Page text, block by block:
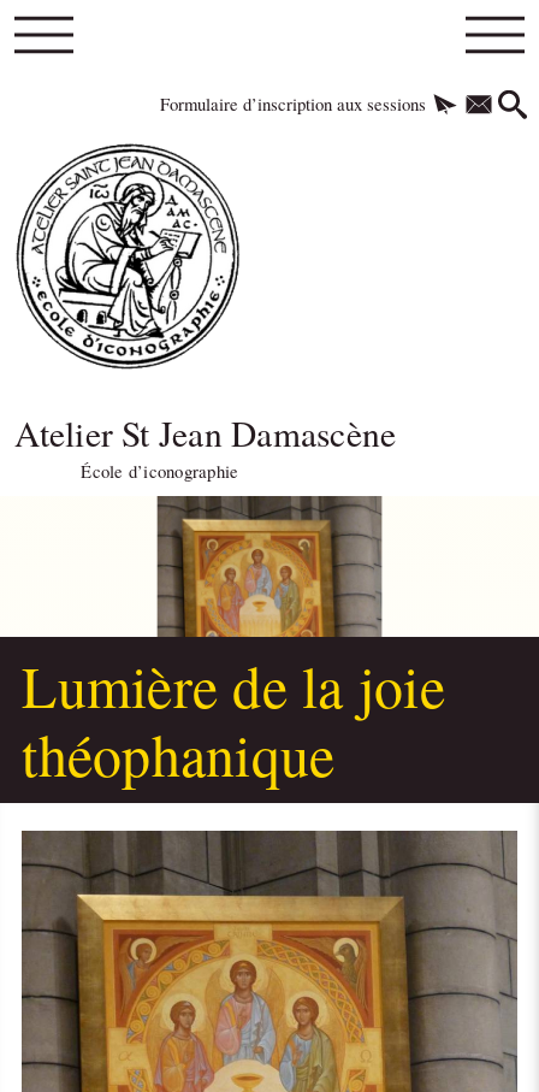
Formulaire d’inscription aux sessions
Atelier St Jean Damascène
École d’iconographie
Lumière de la joie
théophanique